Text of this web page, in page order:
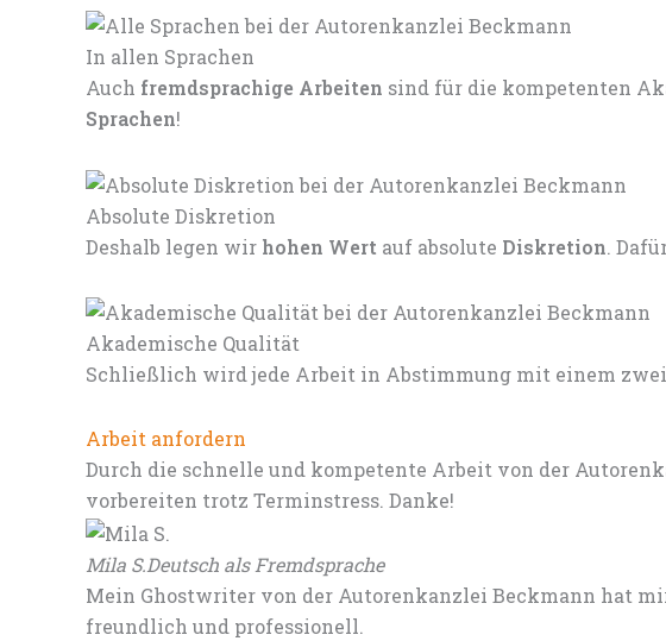
In allen Sprachen
Auch fremdsprachige Arbeiten sind für die kompetenten
Sprachen!
Absolute Diskretion
Deshalb legen wir hohen Wert auf absolute Diskretion.
Akademische Qualität
Schließlich wird jede Arbeit in Abstimmung mit einem
Arbeit anfordern
Durch die schnelle und kompetente Arbeit von der
vorbereiten trotz Terminstress. Danke!
Mila S.Deutsch als Fremdsprache
Mein Ghostwriter von der Autorenkanzlei Beckmann hat
freundlich und professionell.